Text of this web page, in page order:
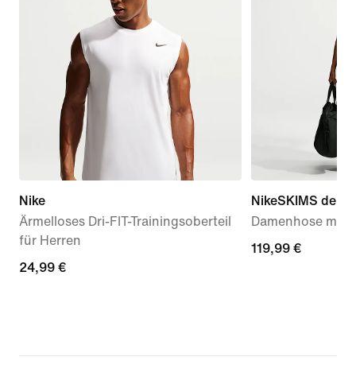
Nike
Ärmelloses Dri-FIT-Trainingsoberteil
für Herren
24,99 €
24,99 €
NikeSKIMS
Damenhose mit
119,99 €
119,99 €